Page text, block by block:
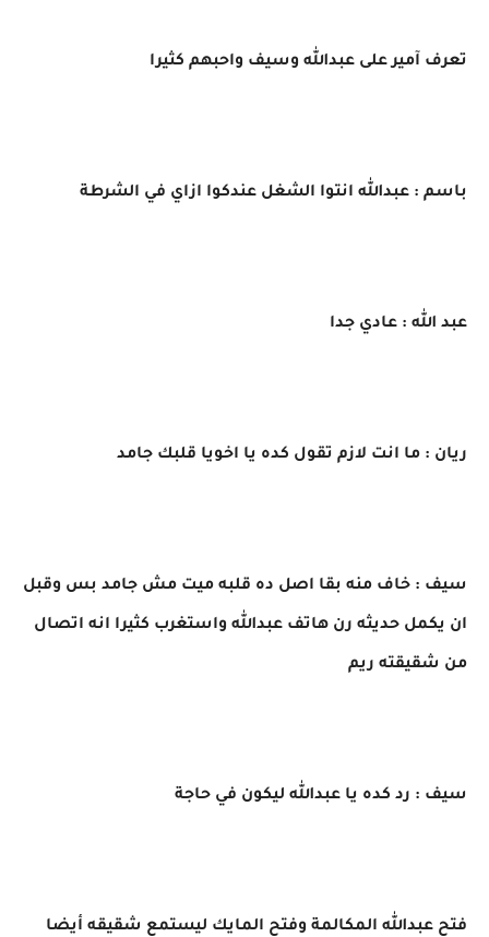
تعرف آمير على عبدالله وسيف واحبهم كثيرا
باسم : عبدالله انتوا الشغل عندكوا ازاي في الشرطة
عبد الله : عادي جدا
ريان : ما انت لازم تقول كده يا اخويا قلبك جامد
سيف : خاف منه بقا اصل ده قلبه ميت مش جامد بس وقبل
ان يكمل حديثه رن هاتف عبدالله واستغرب كثيرا انه اتصال
من شقيقته ريم
سيف : رد كده يا عبدالله ليكون في حاجة
فتح عبدالله المكالمة وفتح المايك ليستمع شقيقه أيضا